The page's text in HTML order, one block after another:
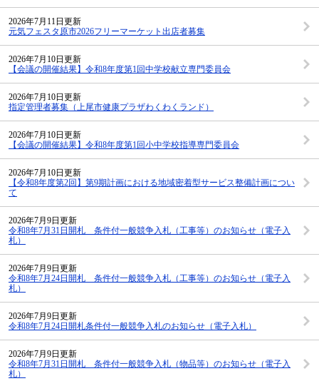
2026年7月11日更新
元気フェスタ原市2026フリーマーケット出店者募集
2026年7月10日更新
【会議の開催結果】令和8年度第1回中学校献立専門委員会
2026年7月10日更新
指定管理者募集（上尾市健康プラザわくわくランド）
2026年7月10日更新
【会議の開催結果】令和8年度第1回小中学校指導専門委員会
2026年7月10日更新
【令和8年度第2回】第9期計画における地域密着型サービス整備計画につい
て
2026年7月9日更新
令和8年7月31日開札 条件付一般競争入札（工事等）のお知らせ（電子入
札）
2026年7月9日更新
令和8年7月24日開札 条件付一般競争入札（工事等）のお知らせ（電子入
札）
2026年7月9日更新
令和8年7月24日開札条件付一般競争入札のお知らせ（電子入札）
2026年7月9日更新
令和8年7月31日開札 条件付一般競争入札（物品等）のお知らせ（電子入
札）